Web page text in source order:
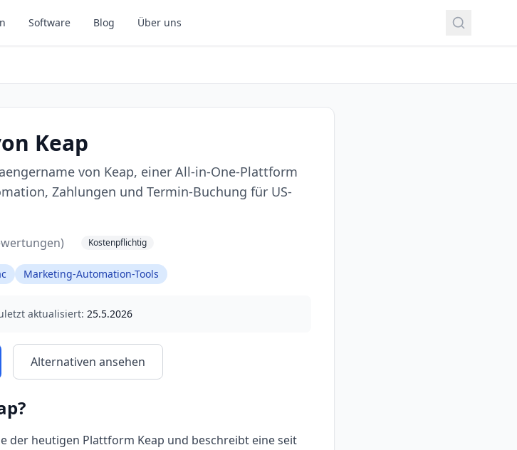
Software Blog Über uns
Keap
von Keap, einer All-in-One-Plattform
Zahlungen und Termin-Buchung für US-
Kostenpflichtig
Marketing-Automation-Tools
aktualisiert: 25.5.2026
Alternativen ansehen
?
heutigen Plattform Keap und beschreibt eine seit